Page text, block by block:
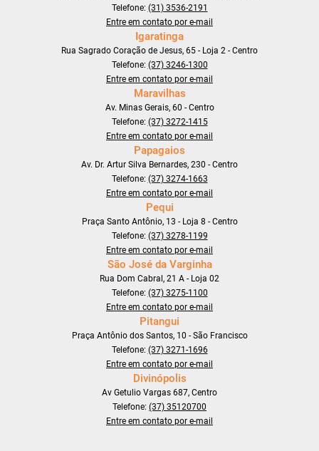
Telefone: (31) 3536-2191
Entre em contato por e-mail
Igaratinga
Rua Sagrado Coração de Jesus, 65 - Loja 2 - Centro
Telefone: (37) 3246-1300
Entre em contato por e-mail
Maravilhas
Av. Minas Gerais, 60 - Centro
Telefone: (37) 3272-1415
Entre em contato por e-mail
Papagaios
Av. Dr. Artur Silva Bernardes, 230 - Centro
Telefone: (37) 3274-1663
Entre em contato por e-mail
Pequi
Praça Santo Antônio, 13 - Loja 8 - Centro
Telefone: (37) 3278-1199
Entre em contato por e-mail
São José da Varginha
Rua Dom Cabral, 21 A - Loja 02
Telefone: (37) 3275-1100
Entre em contato por e-mail
Pitangui
Praça Antônio dos Santos, 10 - São Francisco
Telefone: (37) 3271-1696
Entre em contato por e-mail
Divinópolis
Av Getulio Vargas 687, Centro
Telefone: (37) 35120700
Entre em contato por e-mail